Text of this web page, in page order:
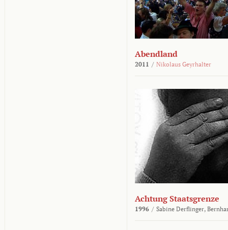
Abendland
2011 / Nikolaus Geyrhalter
Achtung Staatsgrenze
1996 / Sabine Derflinger,